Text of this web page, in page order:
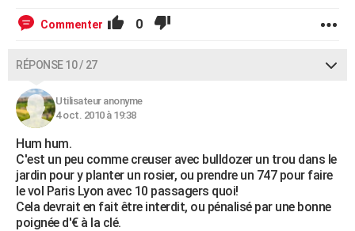
Commenter 0
RÉPONSE 10 / 27
Utilisateur anonyme
4 oct. 2010 à 19:38
Hum hum.
C'est un peu comme creuser avec bulldozer un trou dans le
jardin pour y planter un rosier, ou prendre un 747 pour faire
le vol Paris Lyon avec 10 passagers quoi!
Cela devrait en fait être interdit, ou pénalisé par une bonne
poignée d'€ à la clé.